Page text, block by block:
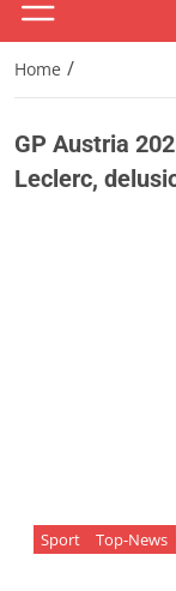
Home /
GP Austria
Leclerc,
Sport Top-News